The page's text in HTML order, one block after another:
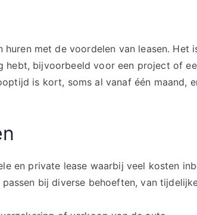
met de voordelen van leasen. Het
hebt, bijvoorbeeld voor een project of
is kort, soms al vanaf één maand,
en private lease waarbij veel kosten
passen bij diverse behoeften, van